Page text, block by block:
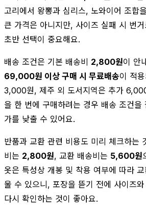
고리에서 왕뽕과 심리스, 노와이어 조합
큰 가격은 아니지만, 사이즈 실패 시 번
초반 선택이 중요해요.
배송 조건은 기본 배송비 2,800원이 안
69,000원 이상 구매 시 무료배송이 적
3,000원, 제주 외 도서지역은 추가
을 한 번에 구매하려는 경우 배송 조건을
가를 낮출 수 있어요.
반품과 교환 관련 비용도 미리 체크하는
비는 2,800원, 교환 배송비는 5,600원
옷은 특성상 개봉 및 착용 여부에 따라 교
울 수 있으니, 포장을 뜯기 전에 사이즈
다시 확인하는 것이 좋아요.